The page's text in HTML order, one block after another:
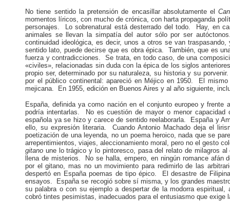
No tiene sentido la pretensión de encasillar absolutamente el
momentos líricos, con mucho de crónica, con harta propaganda
personajes. Lo sobrenatural está desterrado del todo. Hay, en
animales se llevan la simpatía del autor sólo por ser
continuidad ideológica, es decir, unos a otros se van
sentido lato, puede decirse que es obra épica. También, que es
fuerza y contradicciones. Se trata, en todo caso, de una
«civiles», relacionadas sin duda con la épica de los siglos
propio ser, determinado por su naturaleza, su historia y su
por el público continental: apareció en Méjico en 1950. El
mejicana. En 1955, edición en Buenos Aires y al año siguiente,
España, definida ya como nación en el conjunto europeo y
podría intentarlas. No es cuestión de mayor o menor
española ya se hizo y carece de sentido reelaborarla. España y
ello, su expresión literaria. Cuando Antonio Machado deja el
poetización de una leyenda, no un poema heroico, nada que se
arrepentimientos, viajes, aleccionamiento moral, pero no el gesto
gitano une lo trágico y lo pintoresco, pasa del relato de milagros
llena de misterios. No se halla, empero, en ningún romance
por el gitano, mas no un movimiento para redimirlo de las
despertó en España poemas de tipo épico. El desastre de
ensayos. España se recogió sobre sí misma, y los grandes
su palabra o con su ejemplo a despertar de la modorra
cobró tintes pesimistas, inadecuados para el entusiasmo que